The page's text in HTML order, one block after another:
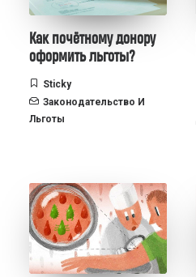
Как почётному донору
оформить льготы?
Sticky
Законодательство И
Льготы